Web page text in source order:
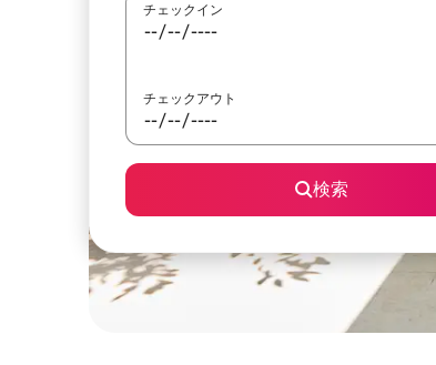
チェックイン
チェックアウト
検索